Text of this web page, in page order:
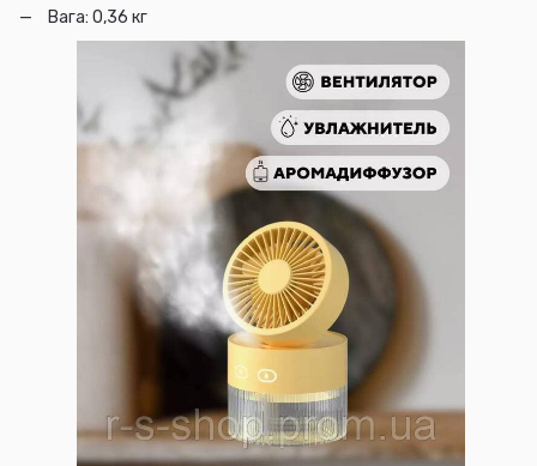
Вага: 0,36 кг